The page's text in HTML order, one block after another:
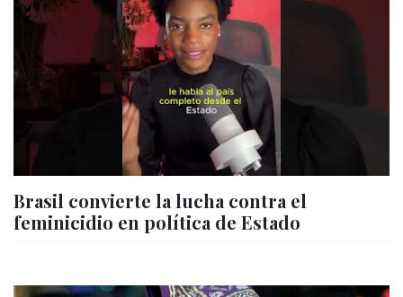
Brasil convierte la lucha contra el
feminicidio en política de Estado